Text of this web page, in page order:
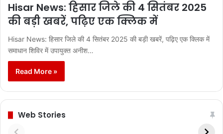
Hisar News: हिसार जिले की 4 सितंबर 2025
की बड़ी खबरें, पढ़िए एक क्लिक में
Hisar News: हिसार जिले की 4 सितंबर 2025 की बड़ी खबरें, पढ़िए एक क्लिक में
समाधान शिविर में उपायुक्त अनीश…
Read More »
Web Stories